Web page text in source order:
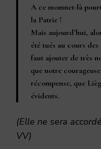
A ce momnet-là
la Patrie !
Mais aujourd’hui,
été tués au cours
faut ajouter de très
que notre
récompense, que
évidents.
(Elle ne sera
VV)